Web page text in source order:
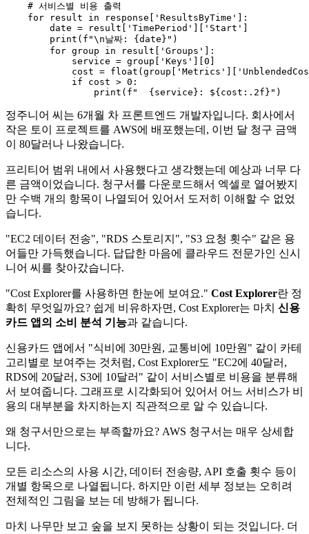
# 서비스별 비용 출력
for result in response[ 'ResultsByTime'
]:
        date = result[
'TimePeriod' 'Start'
print ( f"\n날짜: {date} " )
for group in result[ 'Groups'
]:
            service = group[
'Keys' 0
            cost =
float (group[ 'Metrics'
if cost > 0 :
print ( f" {service} : ${cost: .2f} "
정주니어 씨는 6개월 차 프론트엔드 개발자입니다. 회사에서
작은 토이 프로젝트를 AWS에 배포했는데, 이번 달 청구 금액
이 80달러나 나왔습니다.
프리티어 범위 내에서 사용했다고 생각했는데 예상과 너무 다
른 금액이었습니다. 청구서를 다운로드해서 엑셀로 열어봤지
만 수백 개의 항목이 나열되어 있어서 도저히 이해할 수 없었
습니다.
"EC2 데이터 전송", "RDS 스토리지", "S3 요청 횟수" 같은 용
어들만 가득했습니다. 답답한 마음에 클라우드 전문가인 신시
니어 씨를 찾아갔습니다.
"Cost Explorer를 사용하면 한눈에 보여요." Cost Explorer란 정
확히 무엇일까요? 쉽게 비유하자면, Cost Explorer는 마치 신용
카드 앱의 소비 분석 기능과 같습니다.
신용카드 앱에서 "식비에 30만원, 교통비에 10만원" 같이 카테
고리별로 보여주는 것처럼, Cost Explorer도 "EC2에 40달러,
RDS에 20달러, S3에 10달러" 같이 서비스별로 비용을 분류해
서 보여줍니다. 그래프로 시각화되어 있어서 어느 서비스가 비
용의 대부분을 차지하는지 직관적으로 알 수 있습니다.
왜 청구서만으로는 부족할까요? AWS 청구서는 매우 상세합
니다.
모든 리소스의 사용 시간, 데이터 전송량, API 호출 횟수 등이
개별 항목으로 나열됩니다. 하지만 이런 세부 정보는 오히려
전체적인 그림을 보는 데 방해가 됩니다.
마치 나무만 보고 숲을 보지 못하는 상황이 되는 것입니다. 더